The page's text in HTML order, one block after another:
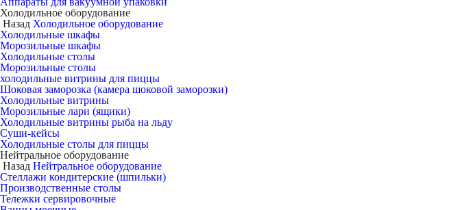
Холодильное оборудование
Назад Холодильное оборудование
Холодильные шкафы
Морозильные шкафы
Холодильные столы
Морозильные столы
холодильные витрины для пиццы
Шоковая заморозка (камера шоковой заморозки)
Холодильные витрины
Морозильные лари (ящики)
Холодильные витрины рыба на льду
Суши-кейсы
Холодильные столы для пиццы
Нейтральное оборудование
Назад Нейтральное оборудование
Стеллажи кондитерские (шпильки)
Производственные столы
Тележки сервировочные